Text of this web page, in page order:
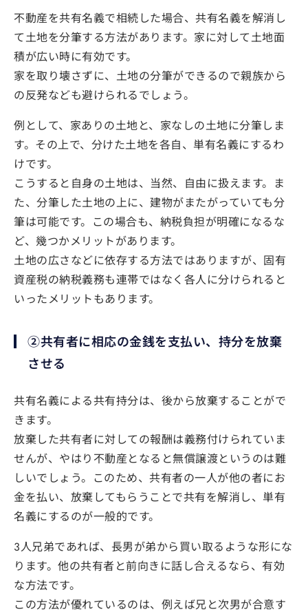
不動産を共有名義で相続した場合、共有名義を解消し
て土地を分筆する方法があります。家に対して土地面
積が広い時に有効です。
家を取り壊さずに、土地の分筆ができるので親族から
の反発なども避けられるでしょう。
例として、家ありの土地と、家なしの土地に分筆しま
す。その上で、分けた土地を各自、単有名義にするわ
けです。
こうすると自身の土地は、当然、自由に扱えます。ま
た、分筆した土地の上に、建物がまたがっていても分
筆は可能です。この場合も、納税負担が明確になるな
ど、幾つかメリットがあります。
土地の広さなどに依存する方法ではありますが、固有
資産税の納税義務も連帯ではなく各人に分けられると
いったメリットもあります。
②共有者に相応の金銭を支払い、持分を放棄
させる
共有名義による共有持分は、後から放棄することがで
きます。
放棄した共有者に対しての報酬は義務付けられていま
せんが、やはり不動産となると無償譲渡というのは難
しいでしょう。このため、共有者の一人が他の者にお
金を払い、放棄してもらうことで共有を解消し、単有
名義にするのが一般的です。
3人兄弟であれば、長男が弟から買い取るような形にな
ります。他の共有者と前向きに話し合えるなら、有効
な方法です。
この方法が優れているのは、例えば兄と次男が合意す